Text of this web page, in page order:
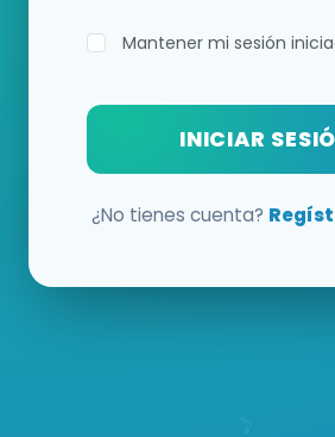
Mantener mi sesión
INICIAR
¿No tienes cuenta?